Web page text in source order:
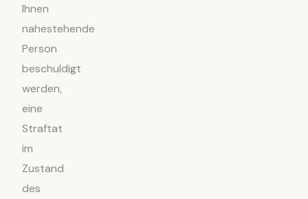
Ihnen
nahestehende
Person
beschuldigt
werden,
eine
Straftat
im
Zustand
des